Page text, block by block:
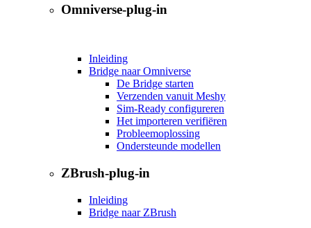
Omniverse-plug-in
Inleiding
Bridge naar Omniverse
De Bridge starten
Verzenden vanuit Meshy
Sim-Ready configureren
Het importeren verifiëren
Probleemoplossing
Ondersteunde modellen
ZBrush-plug-in
Inleiding
Bridge naar ZBrush